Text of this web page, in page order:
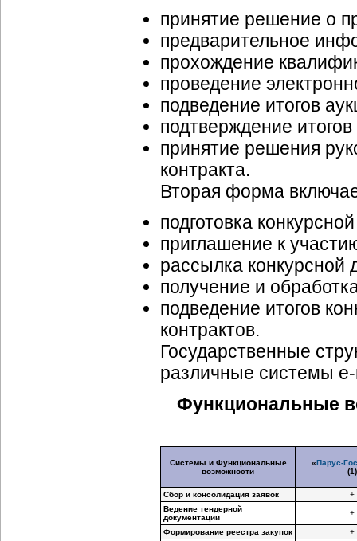
принятие решение о
предварительное
прохождение
проведение
подведение итогов
подтверждение
принятие решения
контракта.
Вторая форма
подготовка
приглашение к
рассылка
получение и
подведение итогов
контрактов.
Государственные
различные системы
Функциональные
Системы и Функциональные
возможности
«Парус-
(1)
Сбор и консолидация заявок
+
Ведение тендерной
документации
+
Формирование реестра закупок
+